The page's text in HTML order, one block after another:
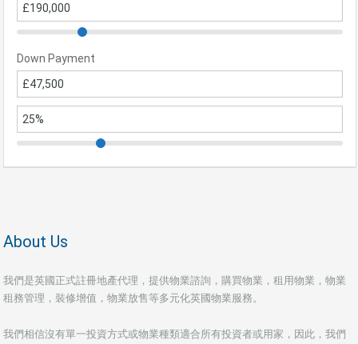
Down Payment
About Us
我們是英國正式註冊地產代理，提供物業諮詢，購買物業，租用物業，物業
租務管理，裝修增值，物業放售等多元化英國物業服務。
我們相信沒有單一投資方式或物業種類適合所有投資者或用家，因此，我們